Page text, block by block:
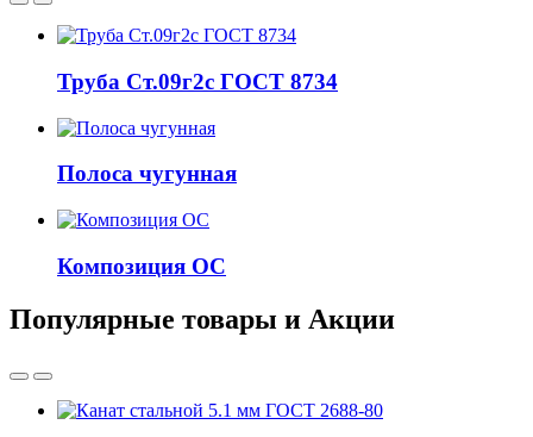
Труба Ст.09г2с ГОСТ 8734
Полоса чугунная
Композиция ОС
Популярные товары и Акции